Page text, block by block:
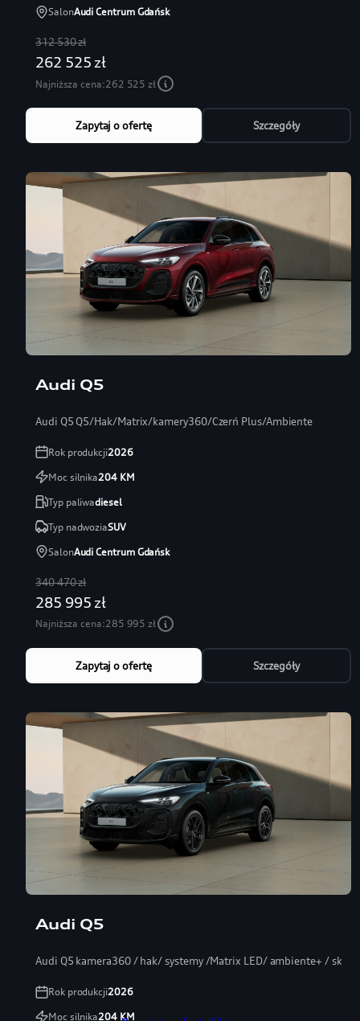
SalonAudi Centrum Gdańsk
312 530 zł
262 525 zł
Najniższa cena:262 525 zł
Zapytaj o ofertę Szczegóły
Audi Q5
Audi Q5 Q5/Hak/Matrix/kamery360/Czerń Plus/Ambiente
Rok produkcji2026
Moc silnika204KM
Typ paliwadiesel
Typ nadwoziaSUV
SalonAudi Centrum Gdańsk
340 470 zł
285 995 zł
Najniższa cena:285 995 zł
Zapytaj o ofertę Szczegóły
Audi Q5
Audi Q5 kamera360 / hak/ systemy /Matrix LED/ ambiente+ / skóra
Rok produkcji2026
Moc silnika204KM